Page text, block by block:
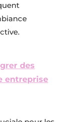
des
entreprise